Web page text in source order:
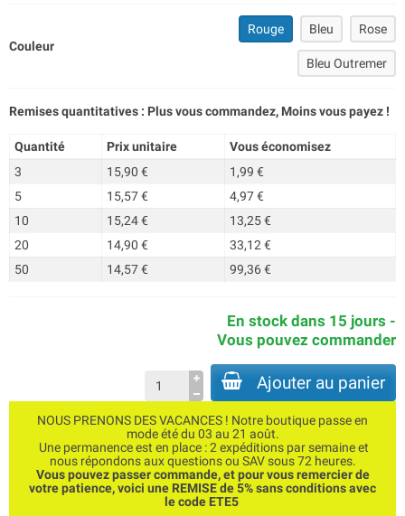
Couleur
Rouge Bleu Rose
Bleu Outremer
Remises quantitatives : Plus vous commandez, Moins vous payez !
Quantité Prix unitaire
Vous économisez
3
15,90 €
1,99 €
5
15,57 €
4,97 €
10
15,24 €
13,25 €
20
14,90 €
33,12 €
50
14,57 € 99,36 €
En stock dans 15 jours -
Vous pouvez commander
Ajouter au panier
NOUS PRENONS DES VACANCES ! Notre boutique passe en
mode été du 03 au 21 août.
Une permanence est en place : 2 expéditions par semaine et
nous répondons aux questions ou SAV sous 72 heures.
Vous pouvez passer commande, et pour vous remercier de
votre patience, voici une REMISE de 5% sans conditions avec
le code ETE5